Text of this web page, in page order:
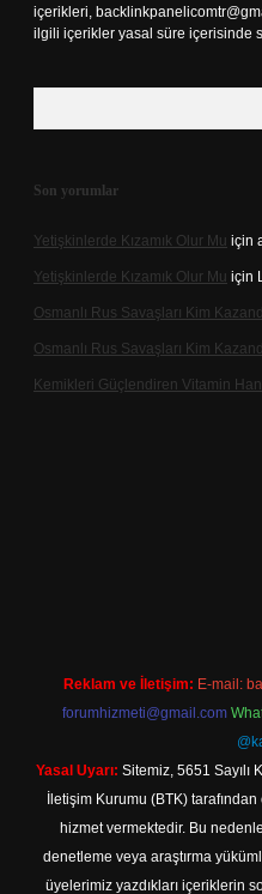
içerikleri,
ilgili içerikler yasal süre içerisinde
Son yorumlar
Yetişkinlerde Kızamık Olur Mu için
Yetişkinlerde Kızamık Olur Mu için
Osmanlı Rus Savaşları Kim
Osmanlı Rus Savaşları Kim
Kemikleri Güçlendiren Vitamin
Reklam ve İletişim: E-mail:
forumhizmeti@gmail.com
Yasal Uyarı: Sitemiz, 5651 Sayılı
İletişim Kurumu (BTK)
hizmet vermektedir. Bu
denetleme veya araştırma
üyelerimiz yazdıkları içeriklerin